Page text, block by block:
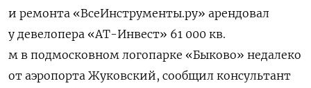
и ремонта «ВсеИнструменты.ру» арендовал
у девелопера «АТ-Инвест» 61 000 кв.
м в подмосковном логопарке «Быково» недалеко
от аэропорта Жуковский, сообщил консультант